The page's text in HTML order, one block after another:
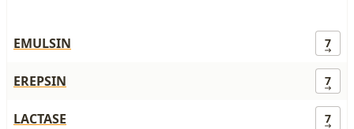
EMULSIN 7
EREPSIN 7
LACTASE 7